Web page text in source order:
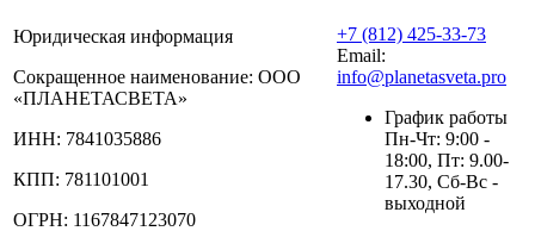
Юридическая информация
Сокращенное наименование: ООО
«ПЛАНЕТАСВЕТА»
ИНН: 7841035886
КПП: 781101001
ОГРН: 1167847123070
+7 (812) 425-33-73
Email:
info@planetasveta.pro
График работы
Пн-Чт: 9:00 -
18:00, Пт: 9.00-
17.30, Сб-Вс -
выходной